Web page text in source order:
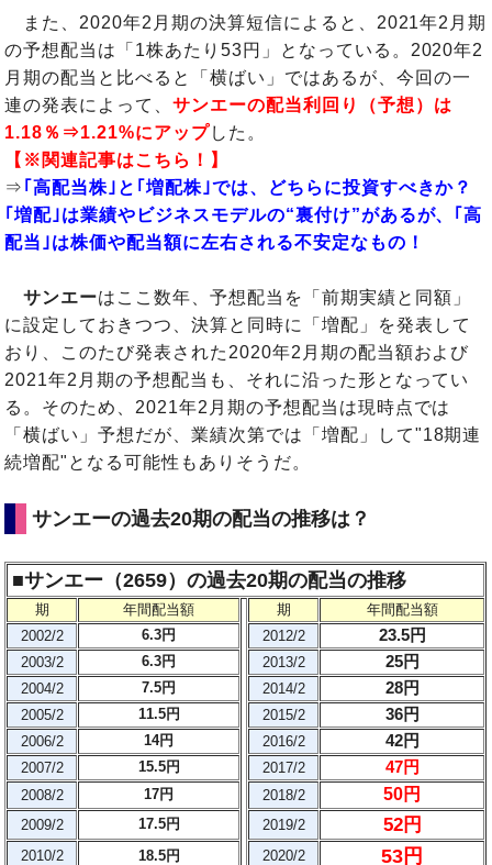
また、2020年2月期の決算短信によると、2021年2月期
の予想配当は「1株あたり53円」となっている。2020年2
月期の配当と比べると「横ばい」ではあるが、今回の一
連の発表によって、サンエーの配当利回り（予想）は
1.18％⇒1.21%にアップした。
【※関連記事はこちら！】
⇒ ｢高配当株｣と｢増配株｣では、どちらに投資すべきか？
｢増配｣は業績やビジネスモデルの“裏付け”があるが、｢高
配当｣は株価や配当額に左右される不安定なもの！
サンエーはここ数年、予想配当を「前期実績と同額」
に設定しておきつつ、決算と同時に「増配」を発表して
おり、このたび発表された2020年2月期の配当額および
2021年2月期の予想配当も、それに沿った形となってい
る。そのため、2021年2月期の予想配当は現時点では
「横ばい」予想だが、業績次第では「増配」して"18期連
続増配"となる可能性もありそうだ。
サンエーの過去20期の配当の推移は？
■サンエー（2659）の過去20期の配当の推移
期 年間配当額 期
年間配当額
2002/2
6.3円 2012/2 23.5円
2003/2 6.3円 2013/2 25円
2004/2 7.5円 2014/2 28円
2005/2 11.5円 2015/2 36円
2006/2 14円 2016/2 42円
2007/2 15.5円 2017/2 47円
2008/2 17円 2018/2 50円
2009/2 17.5円 2019/2 52円
2010/2 18.5円 2020/2 53円